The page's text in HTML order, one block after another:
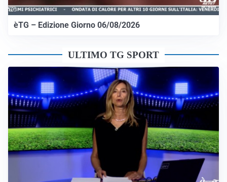
èTG – Edizione Giorno 06/08/2026
ULTIMO TG SPORT